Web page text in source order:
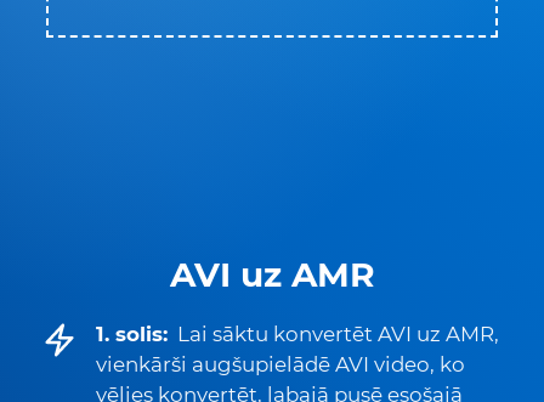
AVI uz AMR
1. solis: Lai sāktu konvertēt AVI uz AMR,
vienkārši augšupielādē AVI video, ko
vēlies konvertēt, labajā pusē esošajā